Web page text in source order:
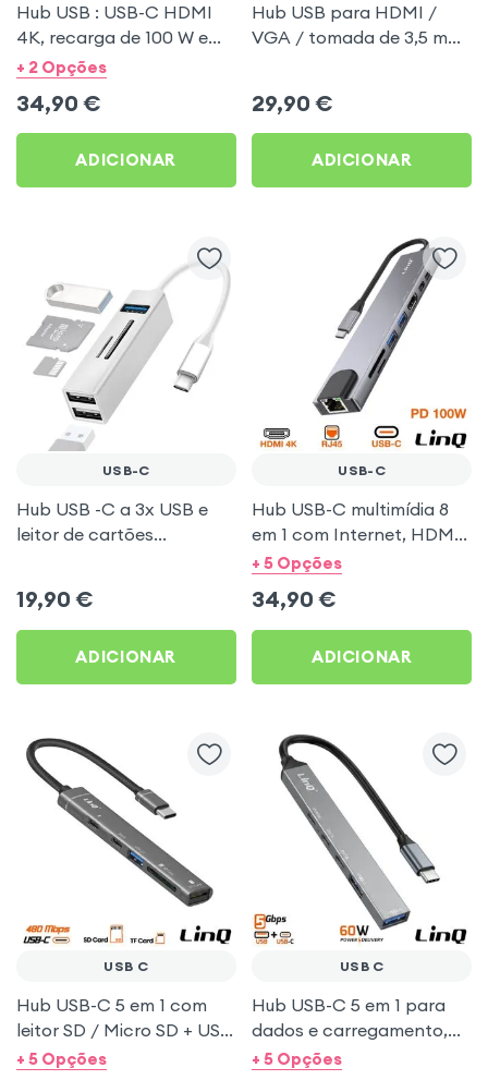
Hub USB : USB-C HDMI
4K, recarga de 100 W e
USB Preto Swissten
+ 2 Opções
34,90 €
ADICIONAR
Hub USB para HDMI /
VGA / tomada de 3,5 mm
29,90 €
ADICIONAR
USB-C
Hub USB -C a 3x USB e
leitor de cartões
19,90 €
ADICIONAR
USB-C
Hub USB-C multimídia 8
em 1 com Internet, HDMI
4K, dados e
LinQ
+ 5 Opções
34,90 €
ADICIONAR
USB C
Hub USB-C 5 em 1 com
leitor SD / Micro SD + USB
2.0 - LinQ
+ 5 Opções
USB C
Hub USB-C 5 em 1 para
dados e carregamento,
USB e tipo C Power
+ 5 Opções